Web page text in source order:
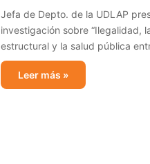
Jefa de Depto. de la UDLAP
investigación sobre “Ilegalidad,
estructural y la salud pública
Leer más »